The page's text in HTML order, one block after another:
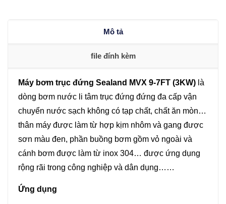
Mô tả
file đính kèm
Máy bơm trục đứng Sealand MVX 9-7FT (3KW) là
dòng bơm nước li tâm trục đứng đứng đa cấp vận
chuyển nước sạch không có tạp chất, chất ăn mòn…
thân máy được làm từ hợp kịm nhôm và gang được
sơn màu đen, phần buồng bơm gồm vỏ ngoài và
cánh bơm được làm từ inox 304… được ứng dụng
rộng rãi trong công nghiệp và dân dụng……
Ứng dụng